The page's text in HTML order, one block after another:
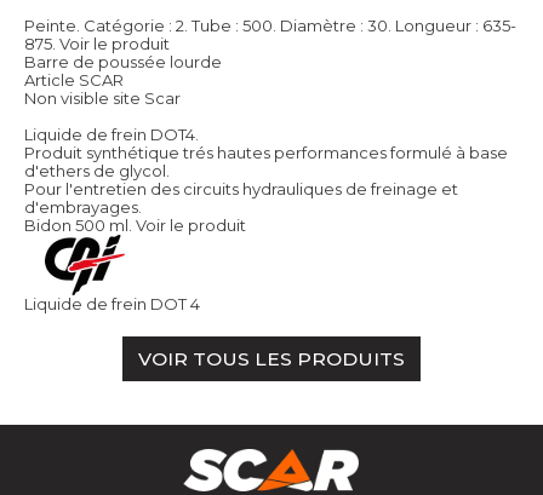
Peinte. Catégorie : 2. Tube : 500. Diamètre : 30. Longueur : 635-
875. Voir le produit
Barre de poussée lourde
Article SCAR
Non visible site Scar
Liquide de frein DOT4.
Produit synthétique trés hautes performances formulé à base
d'ethers de glycol.
Pour l'entretien des circuits hydrauliques de freinage et
d'embrayages.
Bidon 500 ml. Voir le produit
Liquide de frein DOT 4
VOIR TOUS LES PRODUITS